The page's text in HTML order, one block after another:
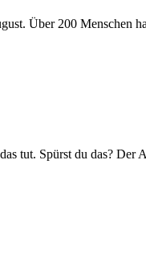
Über 200 Menschen
tut. Spürst du das? Der